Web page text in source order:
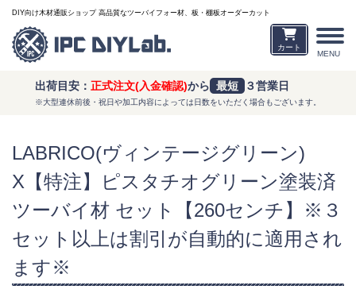
MENU
DIY向け木材通販ショップ 高品質なツーバイフォー材、板・棚板オーダーカット
カート
出荷目安： 正式注文(入金確認)から 最短 ３営業日
※大型連休前後・祝日や加工内容によっては日数をいただく場合もございます。
LABRICO(ヴィンテージグリーン)
X【特注】ピスタチオグリーン塗装済
ツーバイ材 セット【260センチ】※３
セット以上は割引が自動的に適用され
ます※